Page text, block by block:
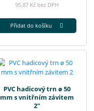
95,87 Kč bez DPH
Přidat do košíku
PVC hadicový trn ø 50
mm s vnitřním závitem
2"